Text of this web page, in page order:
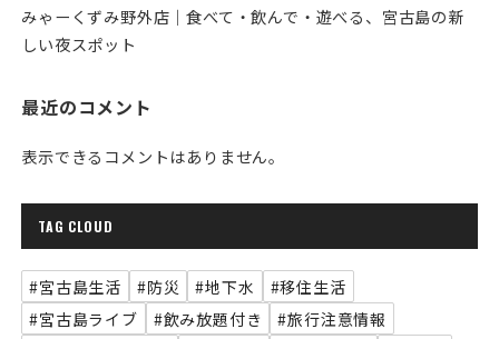
みゃーくずみ野外店｜食べて・飲んで・遊べる、宮古島の新
しい夜スポット
最近のコメント
表示できるコメントはありません。
TAG CLOUD
#宮古島生活 #防災 #地下水
#移住生活
#宮古島ライブ
#飲み放題付き
#旅行注意情報